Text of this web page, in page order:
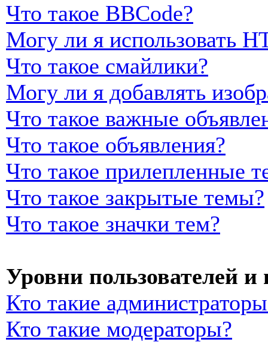
Что такое BBCode?
Могу ли я использовать
Что такое смайлики?
Могу ли я добавлять
Что такое важные
Что такое объявления?
Что такое прилепленные
Что такое закрытые темы?
Что такое значки тем?
Уровни пользователей
Кто такие
Кто такие модераторы?